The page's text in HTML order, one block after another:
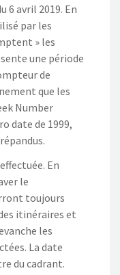
6 avril 2019. En
par les
» les
une période
de
que les
Number
date de 1999,
En
le
toujours
itinéraires et
les
La date
du cadrant.